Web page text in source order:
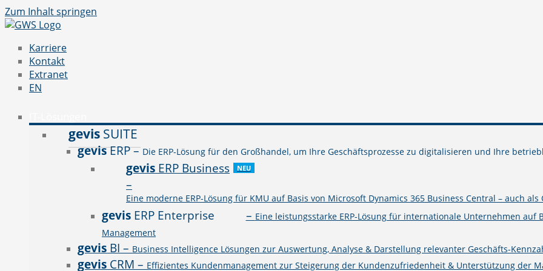
Zum Inhalt springen
Karriere
Kontakt
Extranet
EN
gevis SUITE
gevisERP– Die ERP-Lösung für den Großhandel, um Ihre Geschäftsprozesse zu digitalisieren und Ihre
gevis ERP Business
–
Eine moderne ERP-Lösung für KMU auf Basis von Microsoft Dynamics 365 Business Central – auch als
NEU
gevis ERP Enterprise – Eine leistungsstarke ERP-Lösung für internationale Unternehmen auf
Management
gevis BI – Business Intelligence Lösungen zur Auswertung, Analyse & Darstellung relevanter Geschäfts-
gevis CRM – Effizientes Kundenmanagement zur Steigerung der Kundenzufriedenheit & Unterstützung der